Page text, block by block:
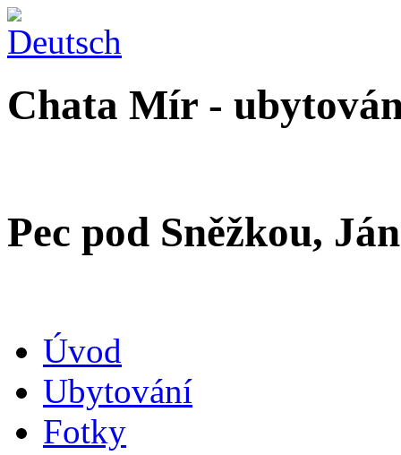
Chata Mír -
Pec pod Sněžkou,
Úvod
Ubytování
Fotky